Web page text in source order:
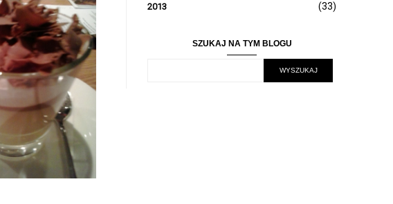
2013 (33)
SZUKAJ NA TYM BLOGU